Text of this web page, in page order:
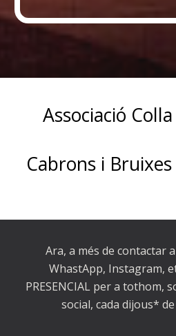
Associació
Cabrons i
Ara, a més de contactar
WhastApp, Instagram,
PRESENCIAL per a tothom,
social, cada dijous* de